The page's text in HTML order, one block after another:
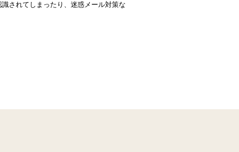
されてしまったり、迷惑メール対策な